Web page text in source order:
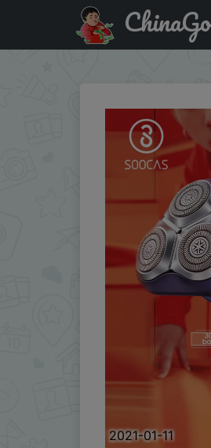
Купити по знижці Lexus350jan
2021-01-11